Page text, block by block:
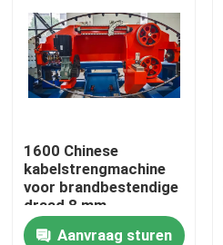
Video's
Fabriekstour
Kwaliteitscontrole
1600 Chinese
kabelstrengmachine
voor brandbestendige
draad 8 mm
Aanvraag sturen